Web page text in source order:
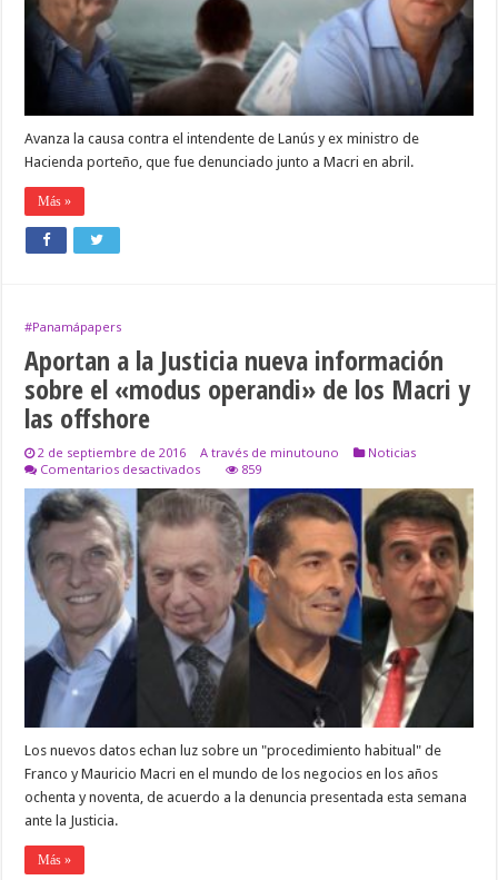
Avanza la causa contra el intendente de Lanús y ex ministro de
Hacienda porteño, que fue denunciado junto a Macri en abril.
Más »
#Panamápapers
Aportan a la Justicia nueva información
sobre el «modus operandi» de los Macri y
las offshore
2 de septiembre de 2016 A través de minutouno
Noticias
Comentarios desactivadosen
Aportan
a
la
Justicia
nueva
información
sobre
el
«modus
operandi»
de
los
Macri
las
859
Los nuevos datos echan luz sobre un "procedimiento habitual" de
Franco y Mauricio Macri en el mundo de los negocios en los años
ochenta y noventa, de acuerdo a la denuncia presentada esta semana
ante la Justicia.
Más »